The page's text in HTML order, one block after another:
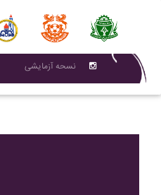
نسحه آزمایشی